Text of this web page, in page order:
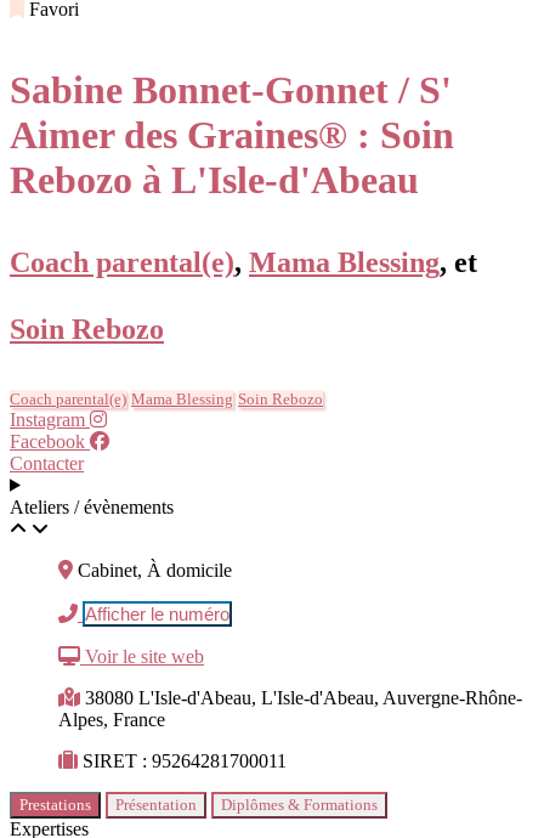
Favori
Sabine Bonnet-Gonnet / S'
Aimer des Graines® : Soin
Rebozo à L'Isle-d'Abeau
Coach parental(e), Mama Blessing, et
Soin Rebozo
Coach parental(e) Mama Blessing Soin Rebozo
Instagram
Facebook
Contacter
Ateliers / évènements
Cabinet, À domicile
Afficher le numéro
Voir le site web
38080 L'Isle-d'Abeau, L'Isle-d'Abeau, Auvergne-Rhône-
Alpes, France
SIRET : 95264281700011
Prestations Présentation Diplômes & Formations
Expertises